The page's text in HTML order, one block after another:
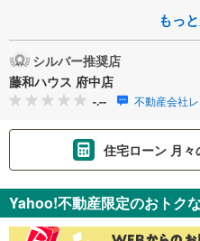
もっ
シルバー推奨店
藤和ハウス 府中店
-.-- 不動産会社
住宅ローン 月
金利
Yahoo!不動産限定のおトク